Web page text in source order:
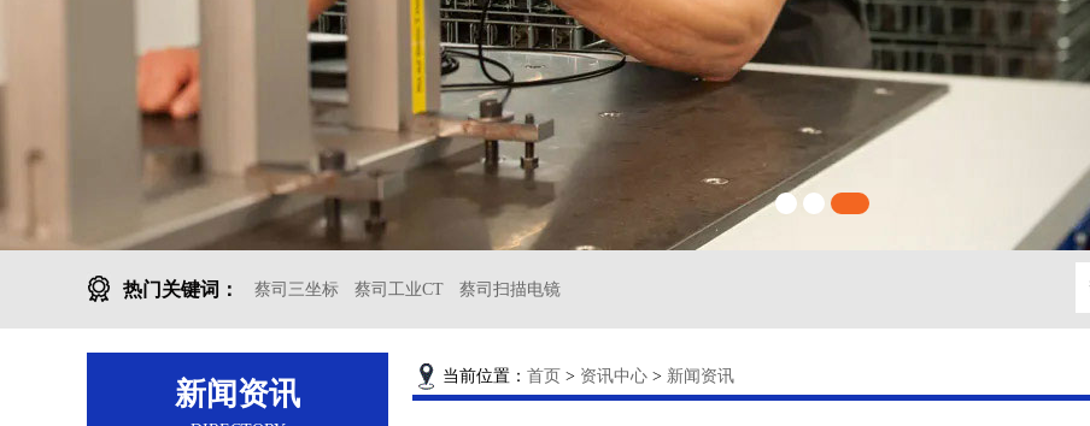
热门关键词： 蔡司三坐标 蔡司工业CT 蔡司扫描电镜
新闻资讯
当前位置： 首页 > 资讯中心 > 新闻资讯